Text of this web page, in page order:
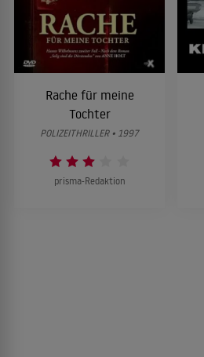
Rache für meine
Tochter
POLIZEITHRILLER • 1997
prisma-Redaktion